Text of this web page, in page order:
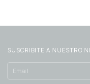
SUSCRIBITE A NUESTRO